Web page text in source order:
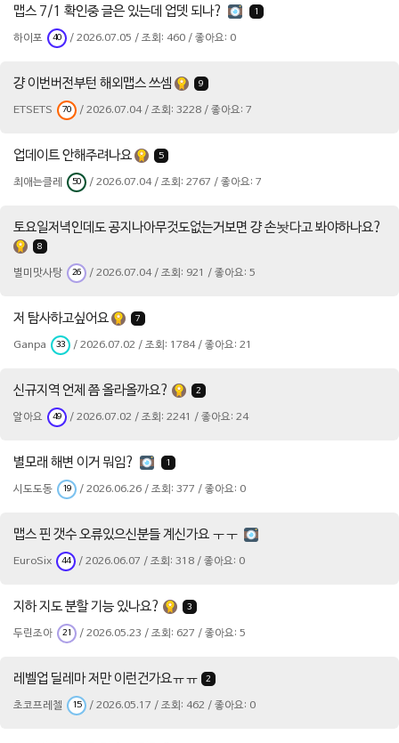
맵스 7/1 확인중 글은 있는데 업뎃 되나? 1
하이포 40 / 2026.07.05 / 조회: 460 / 좋아요: 0
걍 이번버전부턴 해외맵스 쓰셈 9
ETSETS 70 / 2026.07.04 / 조회: 3228 / 좋아요: 7
업데이트 안해주려나요 5
최애는클레 50 / 2026.07.04 / 조회: 2767 / 좋아요: 7
토요일저녁인데도 공지나아무것도없는거보면 걍 손놧다고 봐야하나요?
8
별미맛사탕 26 / 2026.07.04 / 조회: 921 / 좋아요: 5
저 탐사하고싶어요 7
Ganpa 33 / 2026.07.02 / 조회: 1784 / 좋아요: 21
신규지역 언제 쯤 올라올까요? 2
알아요 49 / 2026.07.02 / 조회: 2241 / 좋아요: 24
별모래 해변 이거 뭐임? 1
시도도동 19 / 2026.06.26 / 조회: 377 / 좋아요: 0
맵스 핀 갯수 오류있으신분들 계신가요 ㅜㅜ
EuroSix 44 / 2026.06.07 / 조회: 318 / 좋아요: 0
지하 지도 분할 기능 있나요? 3
두린조아 21 / 2026.05.23 / 조회: 627 / 좋아요: 5
레벨업 딜레마 저만 이런건가요ㅠㅠ 2
초코프레첼 15 / 2026.05.17 / 조회: 462 / 좋아요: 0